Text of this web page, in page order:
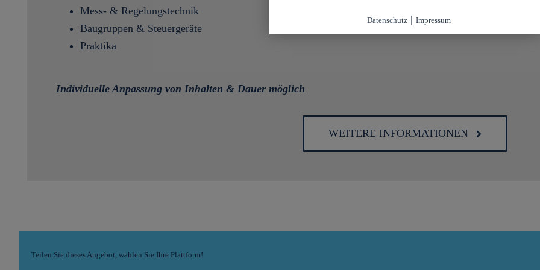
Mess- & Regelungstechnik
Baugruppen & Steuergeräte
Praktika
Individuelle Anpassung von Inhalten & Dauer möglich
WEITERE INFORMATIONEN
Teilen Sie dieses Angebot, wählen Sie Ihre Plattform!
Datenschutz| Impressum